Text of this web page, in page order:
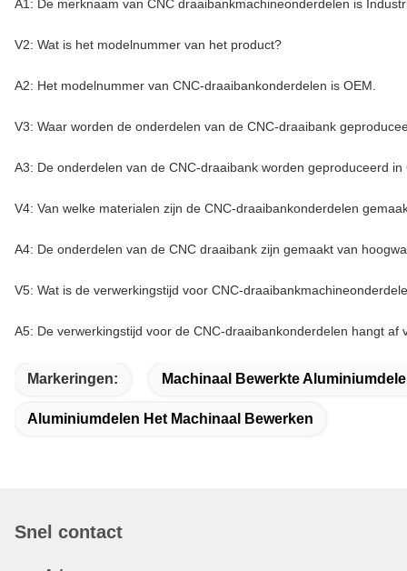
A1: De merknaam van CNC draaibankmachineonderdelen is
V2: Wat is het modelnummer van het product?
A2: Het modelnummer van CNC-draaibankonderdelen is OEM.
V3: Waar worden de onderdelen van de CNC-draaibank
A3: De onderdelen van de CNC-draaibank worden geproduceerd
V4: Van welke materialen zijn de CNC-draaibankonderdelen
A4: De onderdelen van de CNC draaibank zijn gemaakt van
V5: Wat is de verwerkingstijd voor CNC-
A5: De verwerkingstijd voor de CNC-draaibankonderdelen hangt af
Markeringen: Machinaal Bewerkte
Aluminiumdelen Het Machinaal Bewerken
Snel contact